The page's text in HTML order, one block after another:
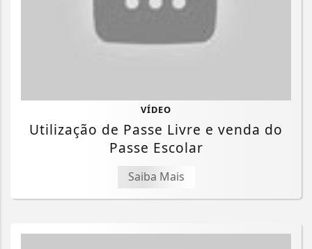
VÍDEO
Utilização de Passe Livre e venda do
Passe Escolar
Saiba Mais